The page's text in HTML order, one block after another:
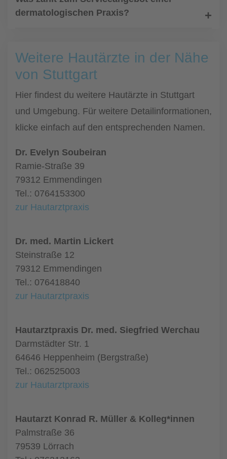
dermatologischen Praxis?
Weitere Hautärzte in der Nähe
von Stuttgart
Hier findest du weitere Hautärzte in Stuttgart
und Umgebung. Für weitere Detailinformationen,
klicke einfach auf den entsprechenden Namen.
Dr. Evelyn Soubeiran
Ramie-Straße 39
79312 Emmendingen
Tel.: 0764153300
zur Hautarztpraxis
Dr. med. Martin Lickert
Steinstraße 12
79312 Emmendingen
Tel.: 076418840
zur Hautarztpraxis
Hautarztpraxis Dr. med. Siegfried Werchau
Darmstädter Str. 1
64646 Heppenheim (Bergstraße)
Tel.: 062525003
zur Hautarztpraxis
Hautarzt Konrad R. Müller & Kolleg*innen
Palmstraße 36
79539 Lörrach